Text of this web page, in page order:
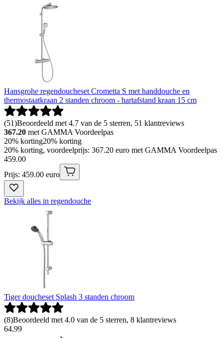
Hansgrohe regendoucheset Crometta S met handdouche en
thermostaatkraan 2 standen chroom - hartafstand kraan 15 cm
(51)Beoordeeld met 4.7 van de 5 sterren, 51 klantreviews
367.20 met GAMMA Voordeelpas
20% korting20% korting
20% korting, voordeelprijs: 367.20 euro met GAMMA Voordeelpas
459.00
Prijs: 459.00 euro
Bekijk alles in regendouche
Tiger doucheset Splash 3 standen chroom
(8)Beoordeeld met 4.0 van de 5 sterren, 8 klantreviews
64.99